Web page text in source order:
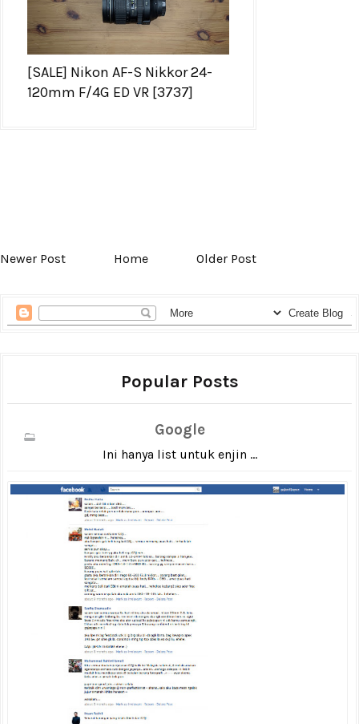
[SALE] Nikon AF-S Nikkor 24-
120mm F/4G ED VR [3737]
Newer Post Home Older Post
Popular Posts
Google
Ini hanya list untuk enjin ...